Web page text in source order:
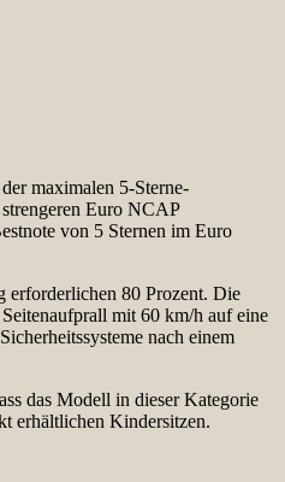
maximalen 5-Sterne-
Euro NCAP
von 5 Sternen im Euro
erforderlichen 80 Prozent. Die
mit 60 km/h auf eine
nach einem
das Modell in dieser Kategorie
erhältlichen Kindersitzen.